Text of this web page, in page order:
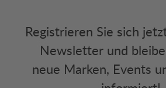
Registrieren Sie sich
Newsletter und
neue Marken, Events